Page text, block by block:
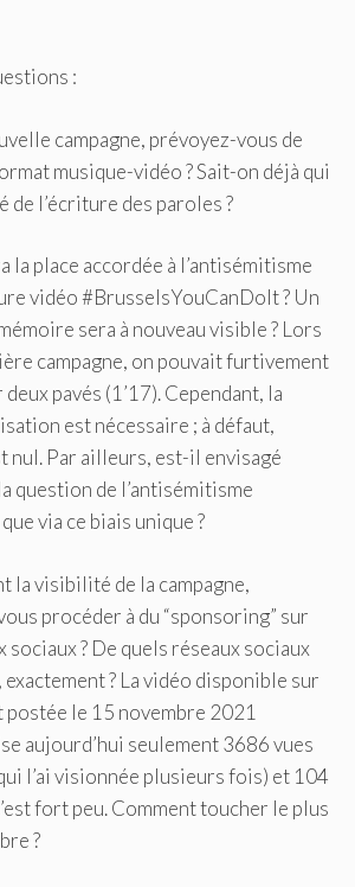
:
campagne, prévoyez-vous de
musique-vidéo ? Sait-on déjà qui
de l’écriture des paroles ?
la place accordée à l’antisémitisme
vidéo #BrusselsYouCanDoIt ? Un
sera à nouveau visible ? Lors
campagne, on pouvait furtivement
pavés (1’17). Cependant, la
est nécessaire ; à défaut,
nul. Par ailleurs, est-il envisagé
question de l’antisémitisme
via ce biais unique ?
la visibilité de la campagne,
procéder à du “sponsoring” sur
sociaux ? De quels réseaux sociaux
? La vidéo disponible sur
postée le 15 novembre 2021
aujourd’hui seulement 3686 vues
l’ai visionnée plusieurs fois) et 104
fort peu. Comment toucher le plus
?